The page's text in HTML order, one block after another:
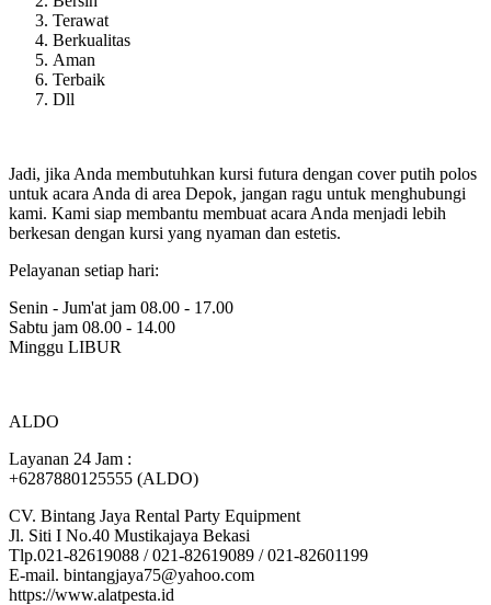
Terawat
Berkualitas
Aman
Terbaik
Dll
Jadi, jika Anda membutuhkan kursi futura dengan cover putih polos
untuk acara Anda di area Depok, jangan ragu untuk menghubungi
kami. Kami siap membantu membuat acara Anda menjadi lebih
berkesan dengan kursi yang nyaman dan estetis.
Pelayanan setiap hari:
Senin - Jum'at jam 08.00 - 17.00
Sabtu jam 08.00 - 14.00
Minggu LIBUR
ALDO
Layanan 24 Jam :
+6287880125555 (ALDO)
CV. Bintang Jaya Rental Party Equipment
Jl. Siti I No.40 Mustikajaya Bekasi
Tlp.021-82619088 / 021-82619089 / 021-82601199
E-mail. bintangjaya75@yahoo.com
https://www.alatpesta.id